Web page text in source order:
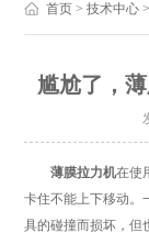
首页 >技术中心
尴尬了，
薄膜拉力机在使
卡住不能上下移动。
具的碰撞而损坏，但